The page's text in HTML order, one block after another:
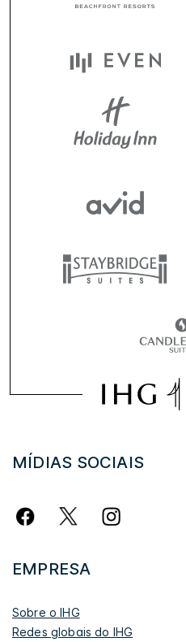
MÍDIAS SOCIAIS
EMPRESA
Sobre o IHG
Redes globais do IHG